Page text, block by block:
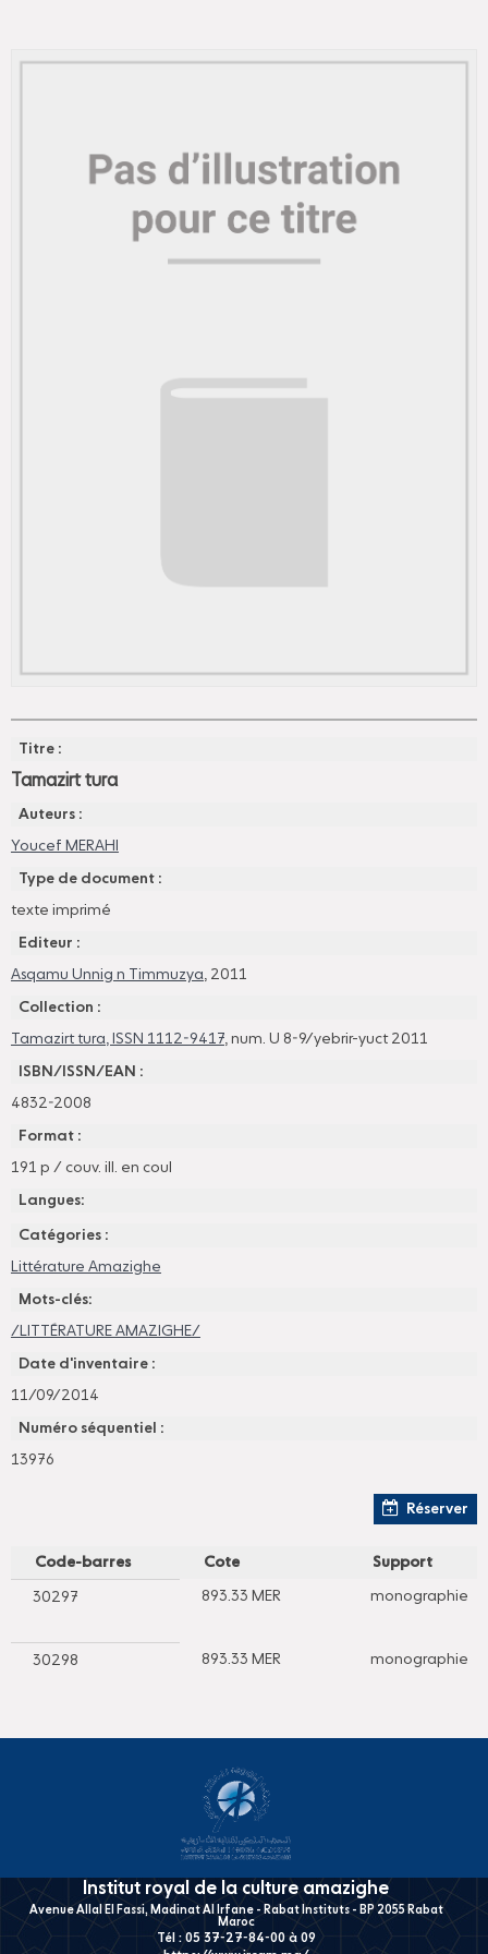
Titre :
Tamazirt tura
Auteurs :
Youcef MERAHI
Type de document :
texte imprimé
Editeur :
Asqamu Unnig n Timmuzya, 2011
Collection :
Tamazirt tura, ISSN 1112-9417, num. U 8-9/yebrir-yuct 2011
ISBN/ISSN/EAN :
4832-2008
Format :
191 p / couv. ill. en coul
Langues:
Catégories :
Littérature Amazighe
Mots-clés:
/LITTÉRATURE AMAZIGHE/
Date d'inventaire :
11/09/2014
Numéro séquentiel :
13976
Réserver
Code-barres Cote Support
30297 893.33 MER monographie
30298 893.33 MER monographie
Institut royal de la culture amazighe
Avenue Allal El Fassi, Madinat Al Irfane - Rabat Instituts - BP 2055 Rabat
Maroc
Tél : 05 37-27-84-00 à 09